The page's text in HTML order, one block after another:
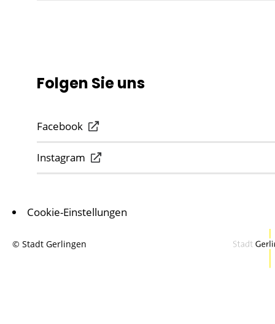
Folgen Sie uns
Facebook
Instagram
Cookie-Einstellungen
© Stadt Gerlingen